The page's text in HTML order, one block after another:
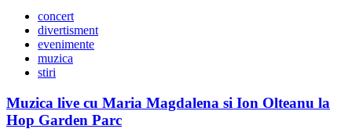
concert
divertisment
evenimente
muzica
stiri
Muzica live cu Maria Magdalena si Ion Olteanu la
Hop Garden Parc